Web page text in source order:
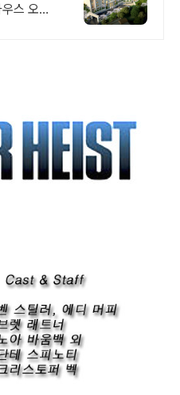
스 오시